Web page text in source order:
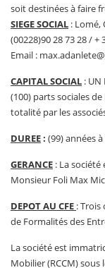
soit destinées à faire
SIEGE SOCIAL : Lomé,
(00228)90 28 73 28 / +
Email :
CAPITAL SOCIAL : UN
(100) parts sociales
totalité par les
DUREE: (99) années
GERANCE : La
Monsieur Foli Max
DEPOT AU CFE : Trois
de Formalités des
La société est
Mobilier (RCCM) sous